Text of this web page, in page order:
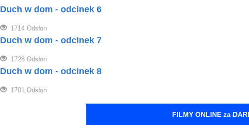
Duch w dom - odcinek 6
1714 Odsłon
Duch w dom - odcinek 7
1728 Odsłon
Duch w dom - odcinek 8
1701 Odsłon
FILMY ONLINE za